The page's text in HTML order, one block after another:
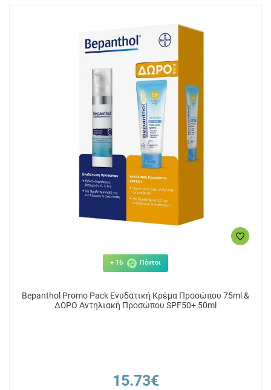
+ 16 Πόντοι
Bepanthol Promo Pack Ενυδατική Κρέμα Προσώπου 75ml &
ΔΩΡΟ Αντηλιακή Προσώπου SPF50+ 50ml
15.73€